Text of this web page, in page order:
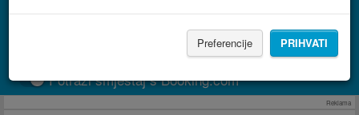
Preferencije PRIHVATI
PRONAĐI LINIJU
Potraži smještaj s Booking.com
Reklama